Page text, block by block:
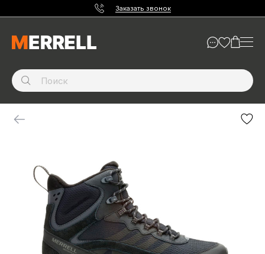
Заказать звонок